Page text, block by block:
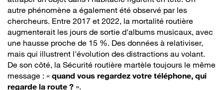
autre phénomène a également été observé par les
chercheurs. Entre 2017 et 2022, la mortalité routière
augmenterait les jours de sortie d'albums musicaux, avec
une hausse proche de 15 %. Des données à relativiser,
mais qui illustrent l'évolution des distractions au volant.
De son côté, la Sécurité routière martèle toujours le même
message : « quand vous regardez votre téléphone, qui
regarde la route ? ».